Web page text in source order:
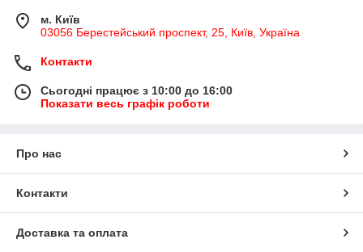
м. Київ
03056 Берестейський проспект, 25, Київ, Україна
Контакти
Сьогодні працює з 10:00 до 16:00
Показати весь графік роботи
Про нас
Контакти
Доставка та оплата